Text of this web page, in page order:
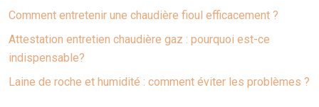
Comment entretenir une chaudière fioul efficacement ?
Attestation entretien chaudière gaz : pourquoi est-ce
indispensable?
Laine de roche et humidité : comment éviter les problèmes ?